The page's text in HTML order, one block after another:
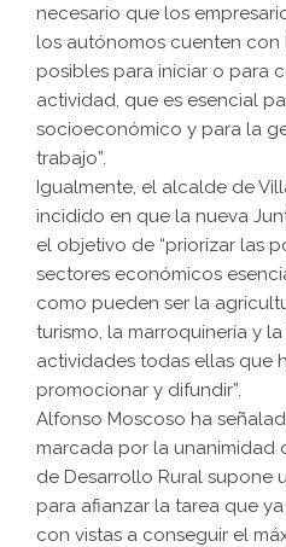
necesario que los
los autónomos cuenten con
posibles para iniciar o para
actividad, que es esencial
socioeconómico y para la
trabajo”.
Igualmente, el alcalde de
incidido en que la nueva
el objetivo de “priorizar las
sectores económicos
como pueden ser la
turismo, la marroquinería y
actividades todas ellas que
promocionar y difundir”.
Alfonso Moscoso ha
marcada por la unanimidad
de Desarrollo Rural supone
para afianzar la tarea que
con vistas a conseguir el